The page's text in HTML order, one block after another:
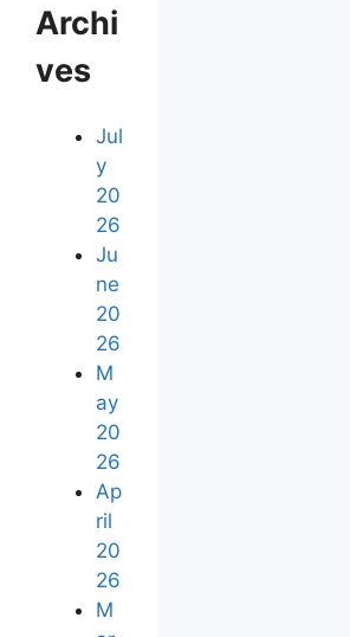
Archi
ves
Jul
y
20
26
Ju
ne
20
26
M
ay
20
26
Ap
ril
20
26
M